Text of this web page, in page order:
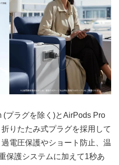
(プラグを除く)とAirPods Pro
りたたみ式プラグを採用して
電圧保護やショート防止、温
保護システムに加えて1秒あ